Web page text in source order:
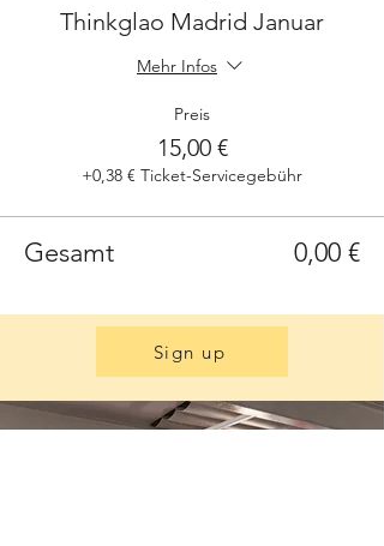
Thinkglao Madrid Januar
Mehr Infos
Preis
15,00 €
+0,38 € Ticket-Servicegebühr
Gesamt 0,00 €
Sign up